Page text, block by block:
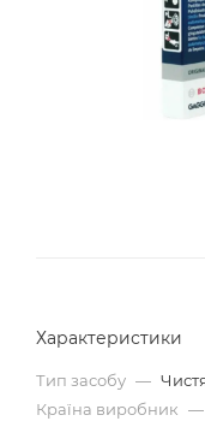
Характеристики
Тип засобу —
Країна виробник —